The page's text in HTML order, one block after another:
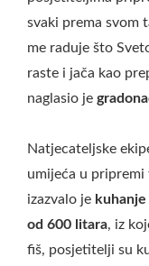
svaki prema svom
me raduje što
raste i jača kao
naglasio je
Natjecateljske
umijeća u pripremi
izazvalo je
od 600 litara, iz
fiš, posjetitelji su